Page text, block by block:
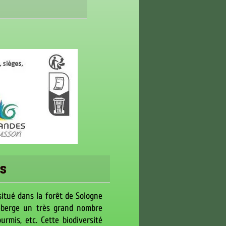
dans la forêt de Sologne
un très grand nombre
etc. Cette biodiversité